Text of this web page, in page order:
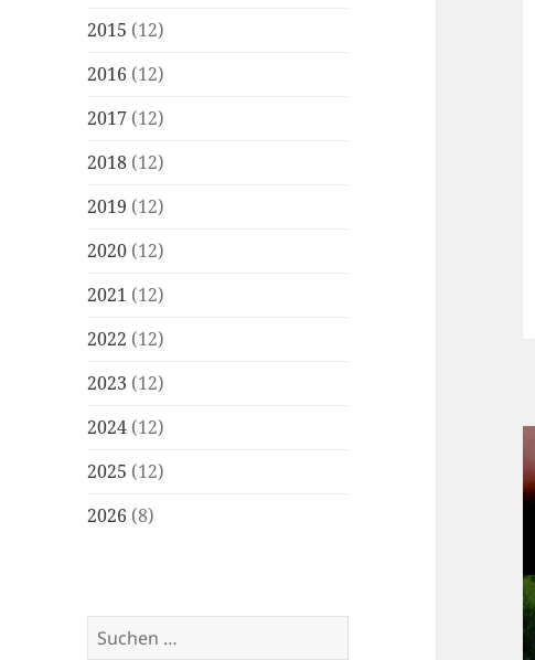
2015 (12)
2016 (12)
2017 (12)
2018 (12)
2019 (12)
2020 (12)
2021 (12)
2022 (12)
2023 (12)
2024 (12)
2025 (12)
2026 (8)
Suchen